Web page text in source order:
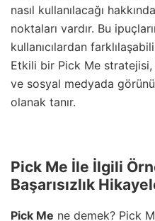
nasıl kullanılacağı
noktaları vardır. Bu
kullanıcılardan
Etkili bir Pick Me stratejisi,
ve sosyal medyada
olanak tanır.
Pick Me İle İlgili
Başarısızlık
Pick Me ne demek? Pick